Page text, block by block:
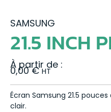
SAMSUNG
21.5 INCH
À partir de :
0,00€ HT
Écran Samsung 21.5
clair.